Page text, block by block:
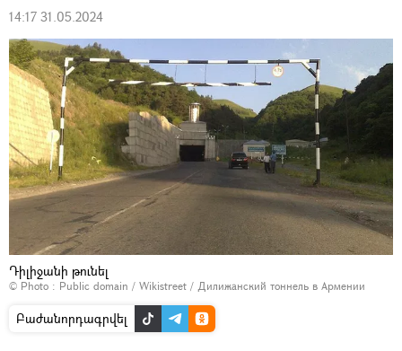
14:17 31.05.2024
Դիլիջանի թունել
© Photo : Public domain / Wikistreet / Дилижанский тоннель в Армении
Բաժանորդագրվել